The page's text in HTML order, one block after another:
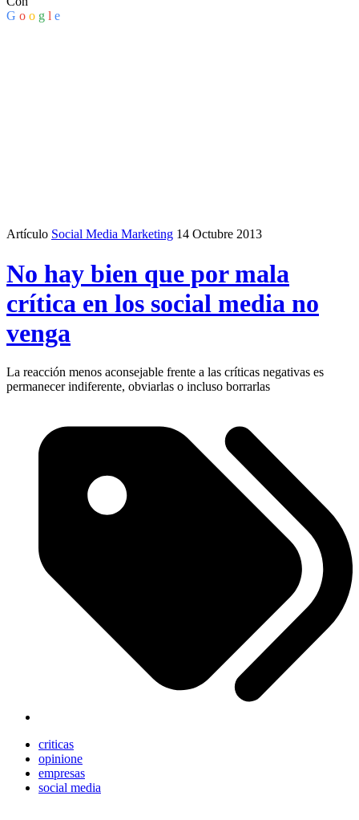
G o o g l e
Artículo Social Media Marketing 14 Octubre 2013
No hay bien que por mala
crítica en los social media no
venga
La reacción menos aconsejable frente a las críticas negativas es
permanecer indiferente, obviarlas o incluso borrarlas
criticas
opinione
empresas
social media